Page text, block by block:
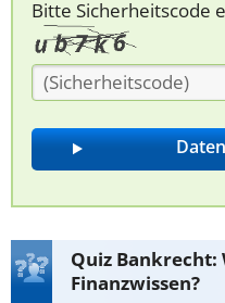
Bitte Sicherheitscode
Quiz Bankrecht:
Finanzwissen?